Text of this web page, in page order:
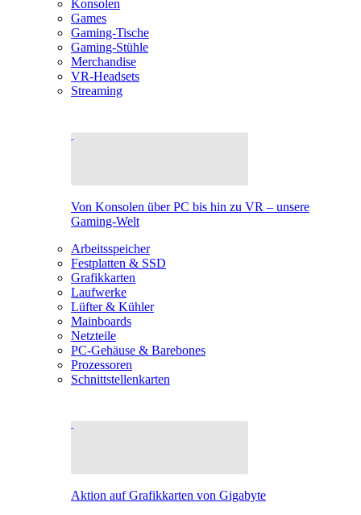
Konsolen
Games
Gaming-Tische
Gaming-Stühle
Merchandise
VR-Headsets
Streaming
Von Konsolen über PC bis hin zu VR – unsere
Gaming-Welt
Arbeitsspeicher
Festplatten & SSD
Grafikkarten
Laufwerke
Lüfter & Kühler
Mainboards
Netzteile
PC-Gehäuse & Barebones
Prozessoren
Schnittstellenkarten
Aktion auf Grafikkarten von Gigabyte